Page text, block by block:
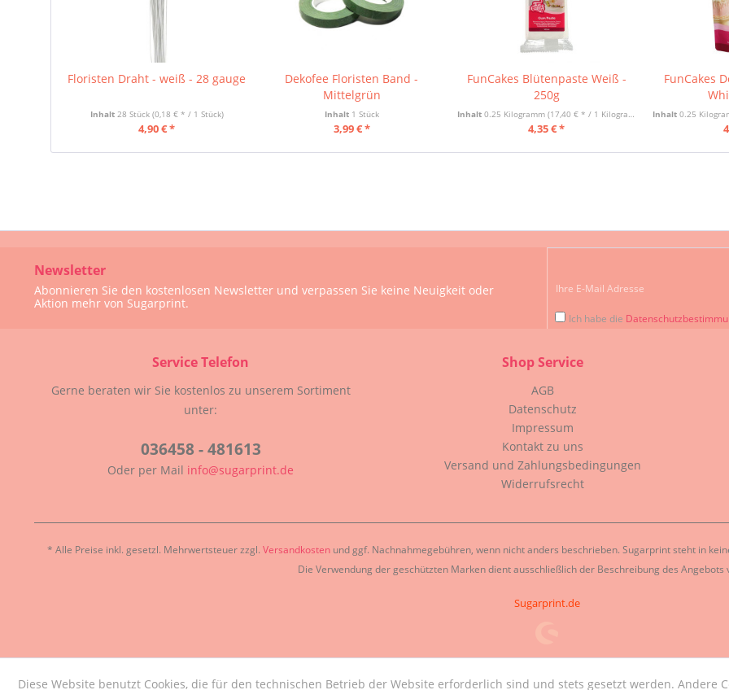
Floristen Draht - weiß - 28 gauge
Inhalt 28 Stück (0,18 € * / 1 Stück)
4,90 € *
Dekofee Floristen Band -
Mittelgrün
Inhalt 1 Stück
3,99 € *
FunCakes Blütenpaste Weiß -
250g
Inhalt0.25 Kilogramm(17,40 € * / 1 Kilogramm)
4,35 € *
FunCakes
Inhalt 0.25
Service Telefon
Gerne beraten wir Sie kostenlos zu unserem Sortiment
unter:
036458 - 481613
Oder per Mail info@sugarprint.de
Shop Service
AGB
Datenschutz
Impressum
Kontakt zu uns
Versand und Zahlungsbedingungen
Widerrufsrecht
Newsletter
Abonnieren Sie den kostenlosen Newsletter und verpassen Sie keine Neuigkeit oder
Aktion mehr von Sugarprint.
Ich habe die
* Alle Preise inkl. gesetzl. Mehrwertsteuer zzgl. Versandkosten und ggf. Nachnahmegebühren, wenn nicht anders beschrieben. Sugarprint steht in
Die Verwendung der geschützten Marken dient ausschließlich der Beschreibung des Angebots
Sugarprint.de
Diese Website benutzt Cookies, die für den technischen Betrieb der Website erforderlich sind und stets gesetzt werden. Andere